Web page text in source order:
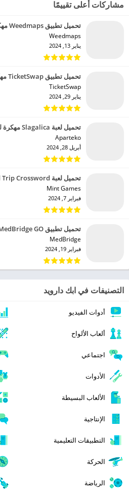
مشاركات أعلى تقييمًا
تحميل تطبيق Weedmaps مهكر للاندرويد 2024
Weedmaps‏
يناير 13, 2024
تحميل تطبيق TicketSwap مهكر للاندرويد 2024
TicketSwap‏
يناير 29, 2024
تحميل لعبة Slagalica مهكرة للاندرويد 2024
Aparteko‏
أبريل 28, 2024
تحميل لعبة Word Trip Crossword مهكرة للاندرويد 2024
Mint Games‏
فبراير 7, 2024
تحميل تطبيق MedBridge GO مهكر للاندرويد 2024
MedBridge‏
فبراير 19, 2024
التصنيفات في ابك دارويد
أدوات الفيديو
ألعاب الألواح
اجتماعي
الأدوات
الألعاب البسيطة
الإنتاجية
التطبيقات التعليمية
الحركة
الرياضة